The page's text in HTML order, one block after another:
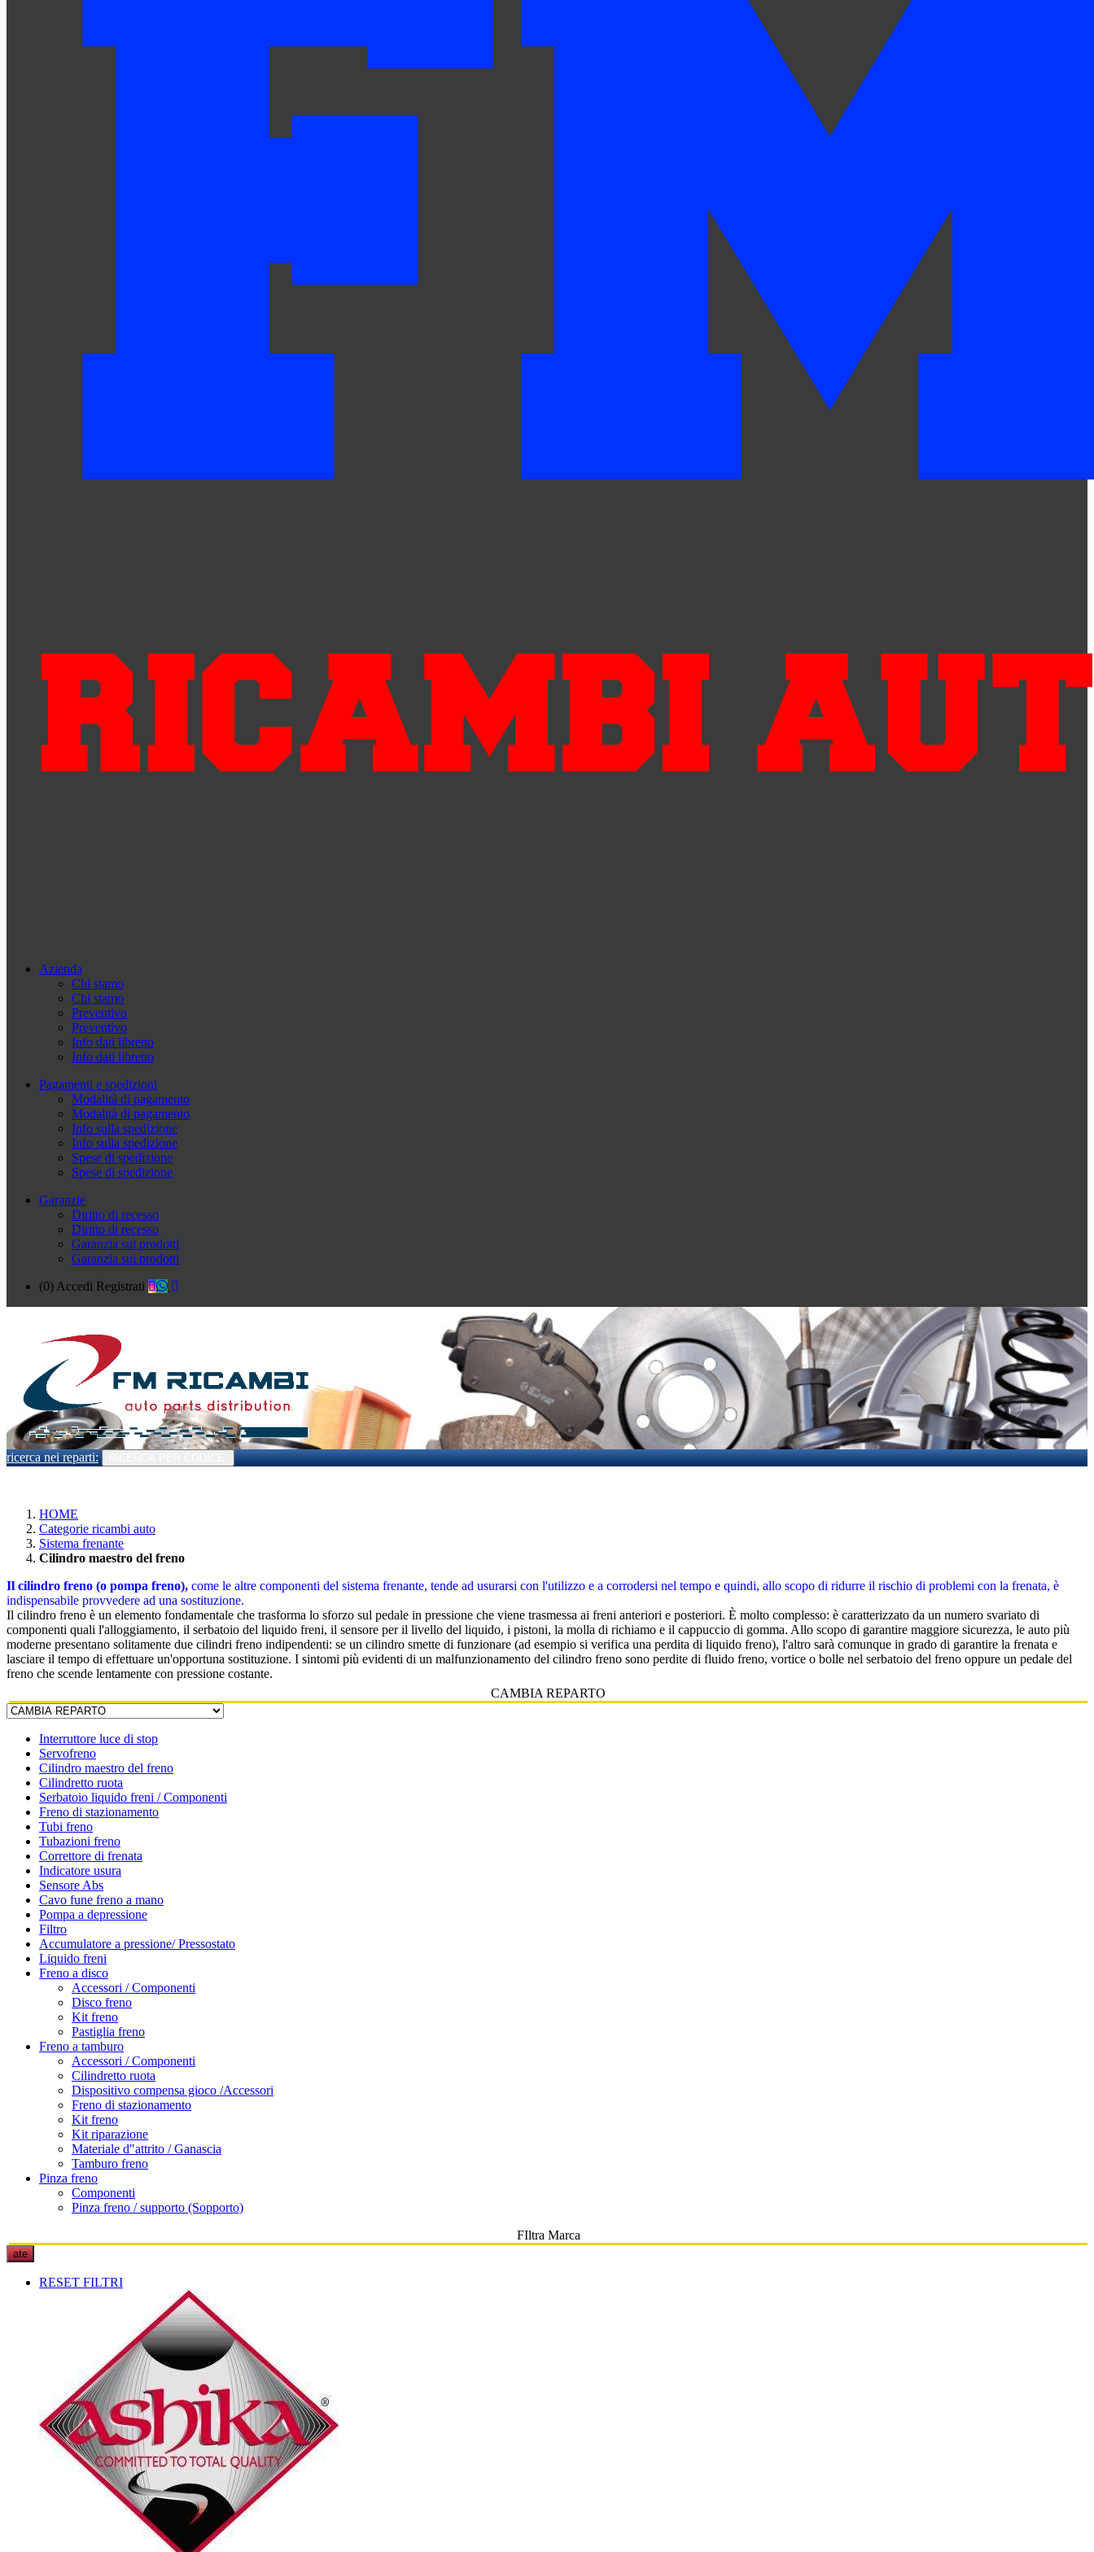
Azienda
Chi siamo
Chi siamo
Preventivo
Preventivo
Info dati libretto
Info dati libretto
Pagamenti e spedizioni
Modalità di pagamento
Modalità di pagamento
Info sulla spedizione
Info sulla spedizione
Spese di spedizione
Spese di spedizione
Garanzie
Diritto di recesso
Diritto di recesso
Garanzia sui prodotti
Garanzia sui prodotti
(0) Accedi Registrati
ricerca nei reparti:
HOME
Categorie ricambi auto
Sistema frenante
Cilindro maestro del freno
Il cilindro freno (o pompa freno), come le altre componenti del sistema frenante, tende ad usurarsi con l'utilizzo e a corrodersi nel tempo e quindi, allo scopo di ridurre il rischio di problemi con la frenata, è
indispensabile provvedere ad una sostituzione.
Il cilindro freno è un elemento fondamentale che trasforma lo sforzo sul pedale in pressione che viene trasmessa ai freni anteriori e posteriori. È molto complesso: è caratterizzato da un numero svariato di
componenti quali l'alloggiamento, il serbatoio del liquido freni, il sensore per il livello del liquido, i pistoni, la molla di richiamo e il cappuccio di gomma. Allo scopo di garantire maggiore sicurezza, le auto più
moderne presentano solitamente due cilindri freno indipendenti: se un cilindro smette di funzionare (ad esempio si verifica una perdita di liquido freno), l'altro sarà comunque in grado di garantire la frenata e
lasciare il tempo di effettuare un'opportuna sostituzione. I sintomi più evidenti di un malfunzionamento del cilindro freno sono perdite di fluido freno, vortice o bolle nel serbatoio del freno oppure un pedale del
freno che scende lentamente con pressione costante.
CAMBIA REPARTO
Interruttore luce di stop
Servofreno
Cilindro maestro del freno
Cilindretto ruota
Serbatoio liquido freni / Componenti
Freno di stazionamento
Tubi freno
Tubazioni freno
Correttore di frenata
Indicatore usura
Sensore Abs
Cavo fune freno a mano
Pompa a depressione
Filtro
Accumulatore a pressione/ Pressostato
Liquido freni
Freno a disco
Accessori / Componenti
Disco freno
Kit freno
Pastiglia freno
Freno a tamburo
Accessori / Componenti
Cilindretto ruota
Dispositivo compensa gioco /Accessori
Freno di stazionamento
Kit freno
Kit riparazione
Materiale d"attrito / Ganascia
Tamburo freno
Pinza freno
Componenti
Pinza freno / supporto (Sopporto)
FIltra Marca
ate
RESET FILTRI